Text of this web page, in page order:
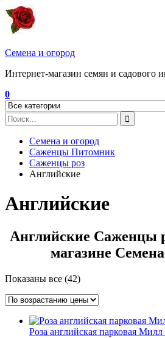
Перейти
к
содержимому
Семена и огород
Интернет-магазин семян и садового
0
Семена и огород
Саженцы Питомник
Саженцы роз
Английские
Английские
Английские Саженцы
магазине
Показаны все (42)Цены:
возрастанию
Роза английская парковая